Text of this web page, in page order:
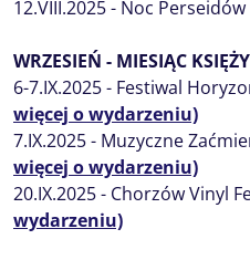
12.VIII.2025 - Noc Perseidów
WRZESIEŃ - MIESIĄC
6-7.IX.2025 - Festiwal
więcej o wydarzeniu)
7.IX.2025 - Muzyczne
więcej o wydarzeniu)
20.IX.2025 - Chorzów Vinyl
wydarzeniu)